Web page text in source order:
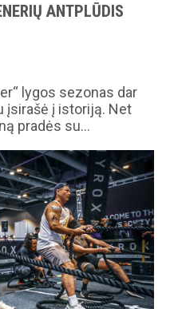
ANTPLŪDIS
lygos sezonas dar
įsirašė į istoriją. Net
pradės su…